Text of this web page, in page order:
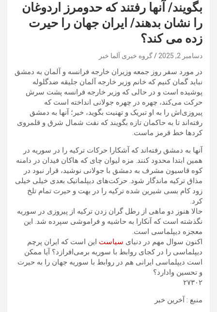
بگویند/ آنها رفتند که حدومرز اردوغان
را نشان بدهند/ ایران جهان را حیرت
زده می کند؟
دسامبر 2, 2025 گروه خبری آلما خبر
در مورد سفر روز جمعه وزیران خارجه فرانسه و آلمان به دمشق
نباید گمان کنیم که خانم وزیر خارجه آلمان جلیقه ضدگلوله
پوشیده است و در حالی که وزیر خارجه فرانسه پشت سرش
حرکت می‌کند، چهره در چهره جولانی انداخته است که
پیروزی‌اش را به او تبریک و تهنیت بگوید، خیر؛ آنها به دمشق
رفته‌اند تا به حاکمان تازه بگویند که نفت شمال شرق و قلمروی
کردها خط قرمز ماست.
آنها به دمشق رفته‌اند که آشکارا حرکات ترکیه را در سوریه در
همین ابتدا محدود کنند. مزه لیوان چای که هاکان فیدان در دامنه
کوه قاسیون مشرف به دمشق با جولانی نوشید، قرار نبود در
مذاق ترکیه ماندگار شود. حرکت‌های دیپلماتیک بعدی خیلی خیلی
زود کام بسی شیرین شده ترکیه را در بهت و حیرت تمام تلخ
کرد.
حالا هنوز دو ماهی از رطل گران زدن ترکیه از پیروزی در سوریه
نگذشته است که آنکارا به حاشیه و فراموشی سپرده شد. این
معجزه دیپلماسی است.
اکنون سوال مهم در دنیای سیاست این است که ایران پرچم
دیپلماسی را در کجای روابط با سوریه برمی‌افرازد؟ آیا ممکن
است دیپلماسی ایرانی هم در روابط با سوریه جهان را به حیرت
و تحسین وادارد؟
۲۷۳۰۲
منبع : آخرین خبر